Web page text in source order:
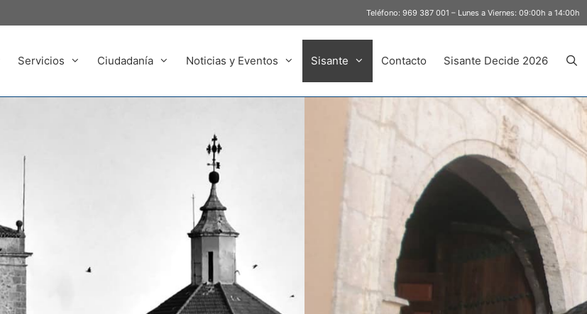
Teléfono: 969 387 001 – Lunes a Viernes: 09:00h a 14:00h
Servicios Ciudadanía Noticias y Eventos Sisante Contacto Sisante Decide 2026